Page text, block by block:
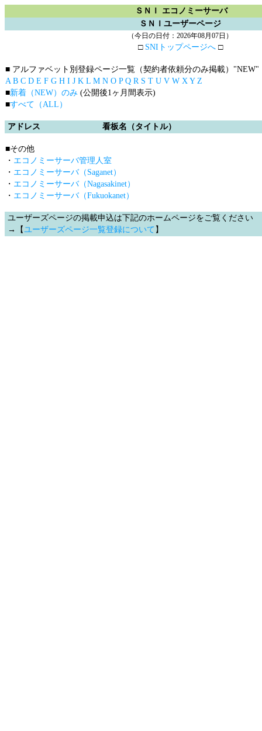
ＳＮＩ エコノミーサーバ
ＳＮＩユーザーページ
（今日の日付：2026年08月07日）
□ SNIトップページへ□
■ アルファベット別登録ページ一覧（契約者依頼分のみ掲載） "NEW"
A B C D E F G H I J K L M N O P Q R S T U V W X Y Z
■新着（NEW）のみ (公開後1ヶ月間表示)
■すべて（ALL）
アドレス 看板名（タイトル）
■その他
・ エコノミーサーバ管理人室
・ エコノミーサーバ（Saganet）
・ エコノミーサーバ（Nagasakinet）
・ エコノミーサーバ（Fukuokanet）
ユーザーズページの掲載申込は下記のホームページをご覧ください
→【ユーザーズページ一覧登録について 】